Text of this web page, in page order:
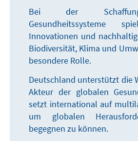
Bei der
Gesundheitssysteme
Innovationen und
Biodiversität, Klima und
besondere Rolle.
Deutschland unterstützt die
Akteur der globalen
setzt international auf
um globalen
begegnen zu können.